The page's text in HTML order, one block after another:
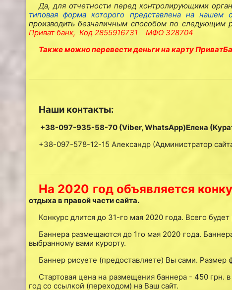
Да, для отчетности перед контролирующими
типовая форма которого представлена на нашем
производить безналичным способом по следующим
Приват банк, Код 2855916731
МФО 328704
Также можно перевести деньги на карту
Наши контакты:
+38-097-935-58-70 (Viber, WhatsApp)Елена
+38-097-578-12-15 Александр (Администратор
На 2020 год объявляется
отдыха в правой части сайта.
Конкурс длится до 31-го мая 2020 года. Всего
Баннера размещаются до 1го мая 2020 года.
выбранному вами курорту.
Баннер рисуете (предоставляете) Вы сами. Размер
Стартовая цена на размещения баннера - 450 грн.
год со ссылкой (переходом) на Ваш сайт.